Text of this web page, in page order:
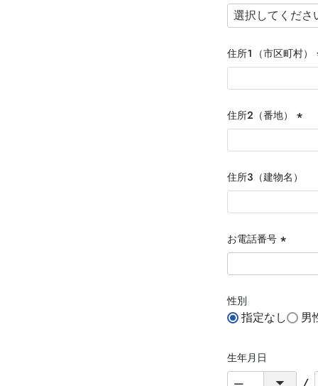
(必
須)
住所１（市区町村）
住所２（番地）
(必
須)
住所３（建物名）
お電話番号
(必
須)
性別
指定なし 男
生年月日